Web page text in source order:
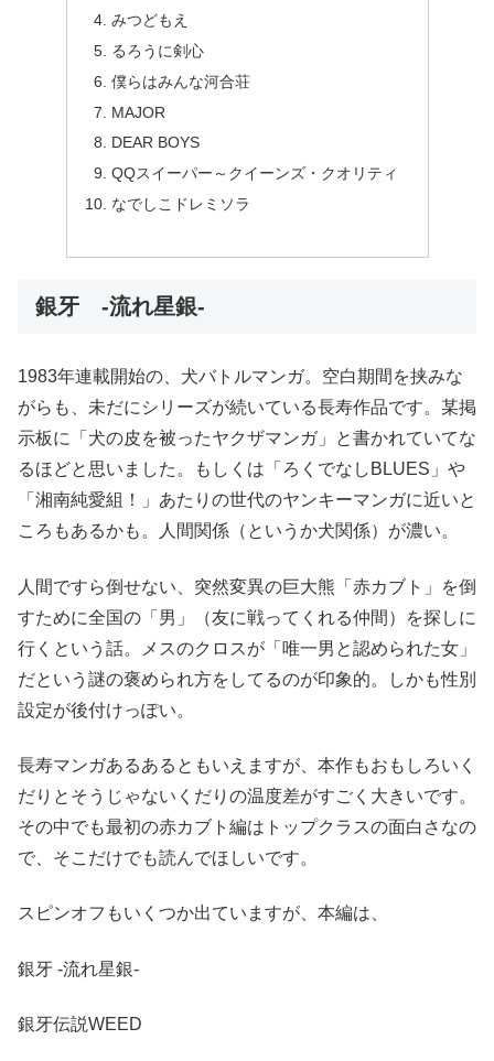
みつどもえ
るろうに剣心
僕らはみんな河合荘
MAJOR
DEAR BOYS
QQスイーパー～クイーンズ・クオリティ
なでしこドレミソラ
銀牙 -流れ星銀-
1983年連載開始の、犬バトルマンガ。空白期間を挟みな
がらも、未だにシリーズが続いている長寿作品です。某掲
示板に「犬の皮を被ったヤクザマンガ」と書かれていてな
るほどと思いました。もしくは「ろくでなしBLUES」や
「湘南純愛組！」あたりの世代のヤンキーマンガに近いと
ころもあるかも。人間関係（というか犬関係）が濃い。
人間ですら倒せない、突然変異の巨大熊「赤カブト」を倒
すために全国の「男」（友に戦ってくれる仲間）を探しに
行くという話。メスのクロスが「唯一男と認められた女」
だという謎の褒められ方をしてるのが印象的。しかも性別
設定が後付けっぽい。
長寿マンガあるあるともいえますが、本作もおもしろいく
だりとそうじゃないくだりの温度差がすごく大きいです。
その中でも最初の赤カブト編はトップクラスの面白さなの
で、そこだけでも読んでほしいです。
スピンオフもいくつか出ていますが、本編は、
銀牙 -流れ星銀-
銀牙伝説WEED